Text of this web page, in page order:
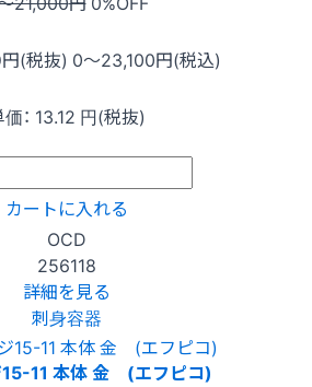
円(税抜) 0〜23,100円(税込)
： 13.12 円(税抜)
カートに入れる
OCD
256118
詳細を見る
刺身容器
15-11 本体 金 (エフピコ)